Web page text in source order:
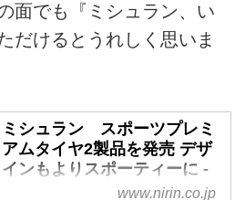
面でも『ミシュラン、い
だけるとうれしく思いま
ミシュラン スポーツプレミ
アムタイヤ2製品を発売 デザ
インもよりスポーティーに -
www.nirin.co.jp